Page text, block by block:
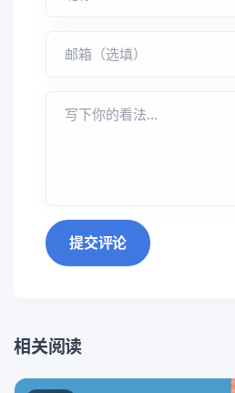
提交评论
相关阅读